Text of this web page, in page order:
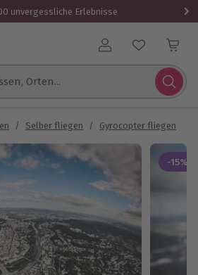
unvergessliche Erlebnisse
Benutzerkonto
Orten...
/ Selber fliegen / Gyrocopter fliegen
-15%